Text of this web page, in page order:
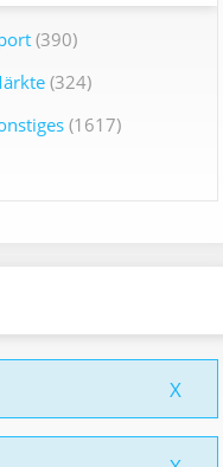
(390)
(324)
(1617)
X